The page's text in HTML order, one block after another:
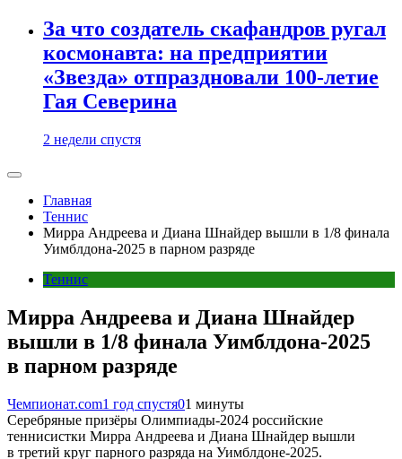
За что создатель скафандров ругал
космонавта: на предприятии
«Звезда» отпраздновали 100-летие
Гая Северина
2 недели спустя
Главная
Теннис
Мирра Андреева и Диана Шнайдер вышли в 1/8 финала
Уимблдона-2025 в парном разряде
Теннис
Мирра Андреева и Диана Шнайдер
вышли в 1/8 финала Уимблдона-2025
в парном разряде
Чемпионат.com1 год спустя01 минуты
Серебряные призёры Олимпиады-2024 российские
теннисистки Мирра Андреева и Диана Шнайдер вышли
в третий круг парного разряда на Уимблдоне-2025.